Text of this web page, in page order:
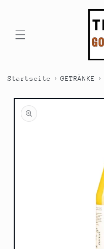
Startseite › GETRÄNKE ›